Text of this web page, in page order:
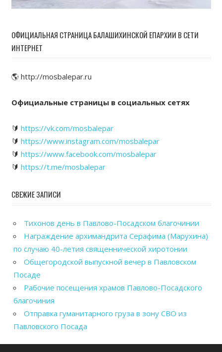
ОФИЦИАЛЬНАЯ СТРАНИЦА БАЛАШИХИНСКОЙ ЕПАРХИИ В СЕТИ
ИНТЕРНЕТ
🌎 http://mosbalepar.ru
Официальные страницы в социальных сетях
🔰 https://vk.com/mosbalepar
🔰 https://www.instagram.com/mosbalepar
🔰 https://www.facebook.com/mosbalepar
🔰 https://t.me/mosbalepar
СВЕЖИЕ ЗАПИСИ
Тихонов день в Павлово-Посадском благочинии
Награждение архимандрита Серафима (Марухина)
по случаю 40-летия священнической хиротонии
Общегородской выпускной вечер в Павловском
Посаде
Рабочие посещения храмов Павлово-Посадского
благочиния
Отправка гуманитарного груза в зону СВО из
Павловского Посада